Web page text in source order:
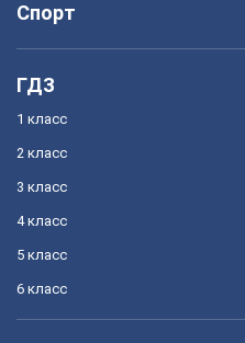
Спорт
ГДЗ
1 класс
2 класс
3 класс
4 класс
5 класс
6 класс